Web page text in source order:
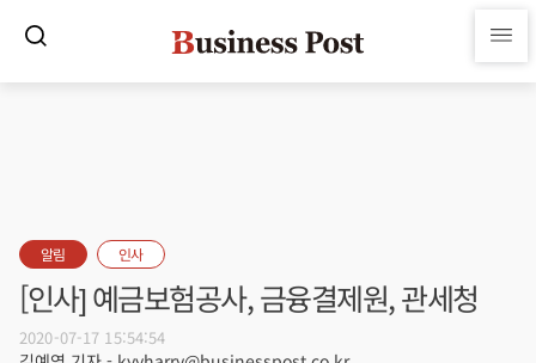
알림 인사
[인사] 예금보험공사, 금융결제원, 관세청
2020-07-17 15:54:54